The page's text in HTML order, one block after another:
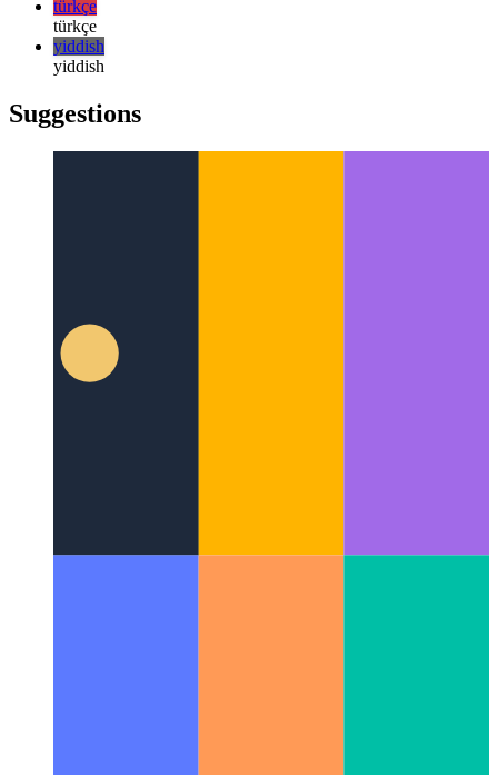
русский
русский
türkçe
türkçe
yiddish
Suggestions